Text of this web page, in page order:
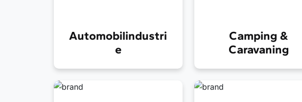
Kunststofflösungen für die
Mobilität von morgen
Automobilindustri
e
Kunststofflösungen für
mobile Freizeitfahrzeuge
Camping &
Caravaning